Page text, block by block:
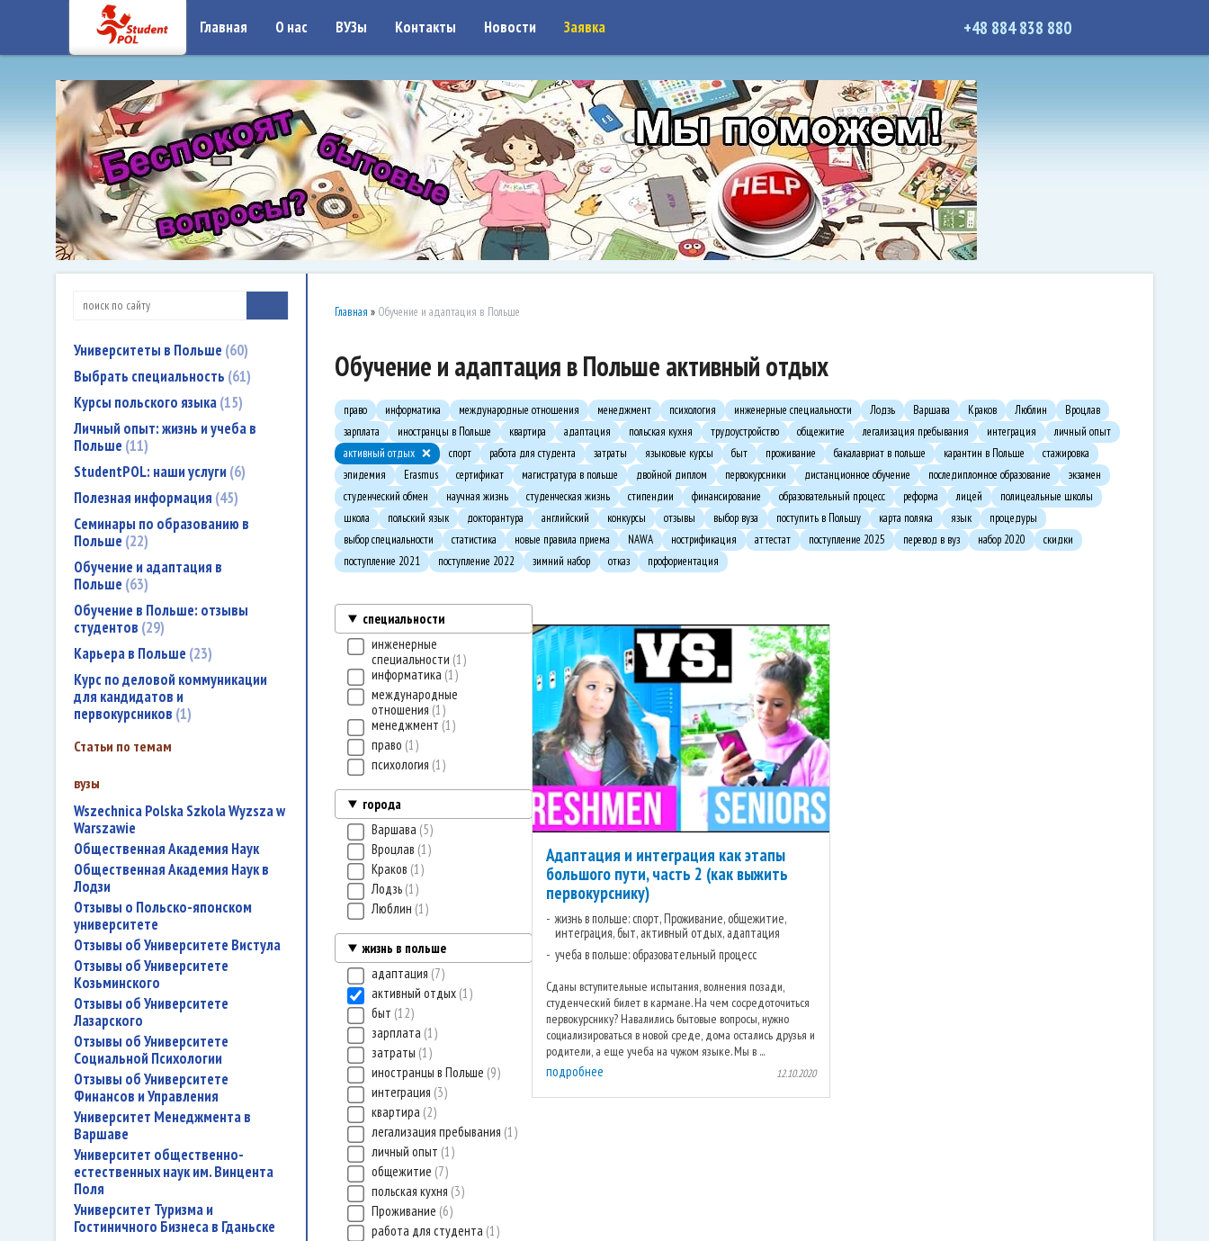
google-site-verification: google7a917c261df1566b.htmlgoogle-site-verification: google7a917c261df1566b.html
Главная О нас ВУЗы Контакты Новости Заявка +48 884 838 880
Университеты в Польше 60
Выбрать специальность 61
Курсы польского языка 15
Личный опыт: жизнь и учеба в
Польше 11
StudentPOL: наши услуги 6
Полезная информация 45
Семинары по образованию в
Польше 22
Обучение и адаптация в
Польше 63
Обучение в Польше: отзывы
студентов 29
Карьера в Польше 23
Курс по деловой коммуникации
для кандидатов и
первокурсников 1
Статьи по темам
вузы
Wszechnica Polska Szkola Wyzsza w
Warszawie
Общественная Академия Наук
Общественная Академия Наук в
Лодзи
Отзывы о Польско-японском
университете
Отзывы об Университете Вистула
Отзывы об Университете
Козьминского
Отзывы об Университете
Лазарского
Отзывы об Университете
Социальной Психологии
Отзывы об Университете
Финансов и Управления
Университет Менеджмента в
Варшаве
Университет общественно-
естественных наук им. Винцента
Поля
Университет Туризма и
Гостиничного Бизнеса в Гданьске
Главная » Обучение и адаптация в Польше
Обучение и адаптация в Польше активный отдых
право информатика международные отношения менеджмент психология инженерные специальности Лодзь Варшава Краков Люблин
Вроцлав
зарплата
иностранцы в Польше квартира адаптация польская кухня трудоустройство общежитие легализация пребывания интеграция
личный опыт
активный отдых
спорт работа для студента затраты языковые курсы быт проживание бакалавриат в польше карантин в Польше
стажировка
эпидемия
Erasmus сертификат магистратура в польше двойной диплом первокурсники дистанционное обучение последипломное образование
экзамен
студенческий обмен
научная жизнь студенческая жизнь стипендии финансирование образовательный процесс реформа лицей
полицеальные школы
школа
польский язык докторантура английский конкурсы отзывы выбор вуза поступить в Польшу карта поляка язык
процедуры
выбор специальности
статистика новые правила приема NAWA нострификация аттестат поступление 2025 перевод в вуз набор 2020
скидки
поступление 2021
поступление 2022 зимний набор отказ профориентация
специальности
инженерные
специальности 1
информатика 1
международные
отношения 1
менеджмент 1
право 1
психология 1
города
Варшава 5
Вроцлав 1
Краков 1
Лодзь 1
Люблин 1
жизнь в польше
адаптация 7
активный отдых 1
быт 12
зарплата 1
затраты 1
иностранцы в Польше 9
интеграция 3
квартира 2
легализация пребывания 1
личный опыт 1
общежитие 7
польская кухня 3
Проживание 6
работа для студента 1
Адаптация и интеграция как этапы
большого пути, часть 2 (как выжить
первокурснику)
жизнь в польше: спорт, Проживание, общежитие,
интеграция, быт, активный отдых, адаптация
учеба в польше: образовательный процесс
Сданы вступительные испытания, волнения позади,
студенческий билет в кармане. На чем сосредоточиться
первокурснику? Навалились бытовые вопросы, нужно
социализироваться в новой среде, дома остались друзья и
родители, а еще учеба на чужом языке. Мы в ...
подробнее 12.10.2020